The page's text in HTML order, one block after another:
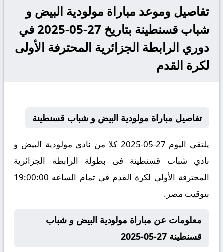
تفاصيل وموعد مباراة مولودية البيض و
شباب قسنطينة بتاريخ 27-05-2025 في
دوري الرابطة الجزائرية المحترفة الأولى
لكرة القدم
تفاصيل مباراة مولودية البيض و شباب قسنطينة
يلتقى اليوم 27-05-2025 كلا من نادى مولودية البيض و
نادي شباب قسنطينة فى بطولة الرابطة الجزائرية
المحترفة الأولى لكرة القدم فى تمام الساعه 19:00:00
بتوقيت مصر.
معلومات عن مباراة مولودية البيض و شباب
قسنطينة 27-05-2025